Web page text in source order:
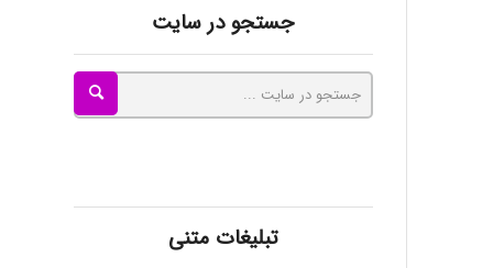
ayda habibnejad
جستجو در سایت
تبلیغات متنی